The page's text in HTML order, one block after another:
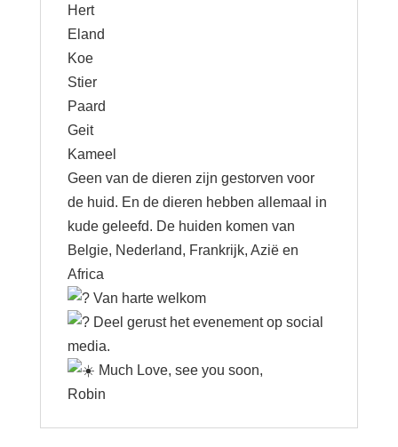
Hert
Eland
Koe
Stier
Paard
Geit
Kameel
Geen van de dieren zijn gestorven voor
de huid. En de dieren hebben allemaal in
kude geleefd. De huiden komen van
Belgie, Nederland, Frankrijk, Azië en
Africa
Van harte welkom
Deel gerust het evenement op social
media.
Much Love, see you soon,
Robin